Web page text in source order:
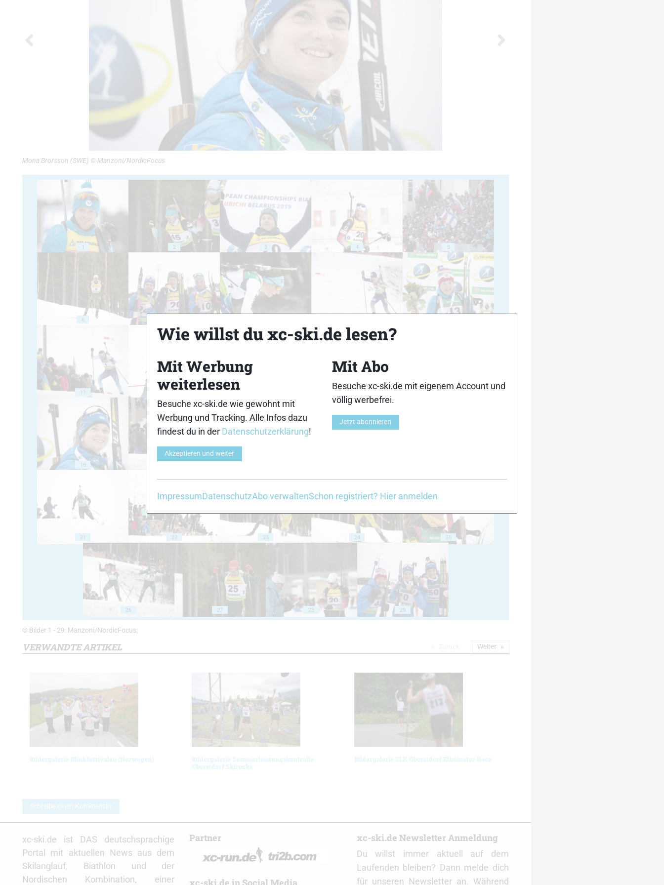
Mona Brorsson (SWE) © Manzoni/NordicFocus
1 2 3 4 5
6
11 12
16
21 22 23 24 25
26 27 28 29
© Bilder 1 - 29: Manzoni/NordicFocus;
VERWANDTE ARTIKEL
Bildergalerie Blinkfestivalen (Norwegen)
Bildergalerie Sommerleistungskontrolle
Oberstdorf Skirocks
Bildergalerie SLK Oberstdorf Eliminator Race
Weiter
Schreibe einen Kommentar
xc-ski.de ist DAS deutschsprachige
Portal mit aktuellen News aus dem
Skilanglauf, Biathlon und der
Nordischen Kombination, einer
Partner
xc-ski.de in Social Media
xc-ski.de Newsletter Anmeldung
Du willst immer aktuell auf dem
Laufenden bleiben? Dann melde dich
für unseren Newsletter an. Während
Wie willst du xc-ski.de lesen?
Mit Werbung
weiterlesen
Besuche xc-ski.de wie gewohnt mit
Werbung und Tracking. Alle Infos dazu
findest du in der Datenschutzerklärung!
Akzeptieren und weiter
Mit Abo
Besuche xc-ski.de mit eigenem Account und
völlig werbefrei.
Jetzt abonnieren
ImpressumDatenschutzAbo verwaltenSchon registriert? Hier anmelden